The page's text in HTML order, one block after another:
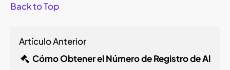
Back to Top
Artículo Anterior
Cómo Obtener el Número de Registro de